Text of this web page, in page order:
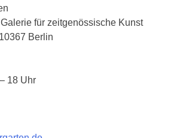
für zeitgenössische Kunst
Berlin
18 Uhr